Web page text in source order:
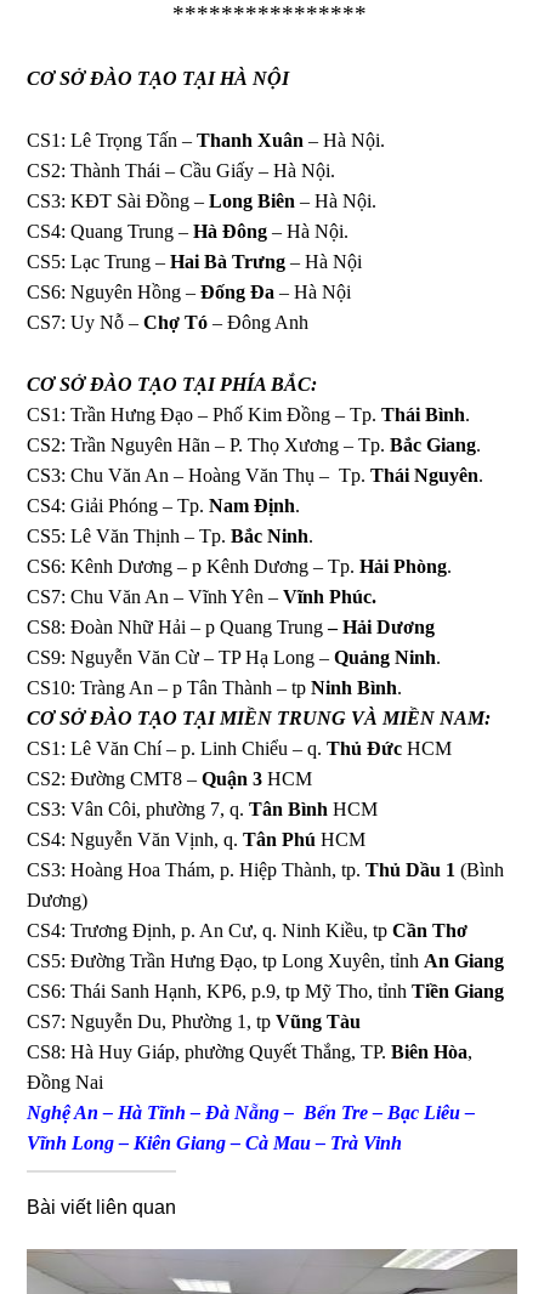
****************
CƠ SỞ ĐÀO TẠO TẠI HÀ NỘI
CS1: Lê Trọng Tấn –Thanh Xuân – Hà Nội.
CS2: Thành Thái – Cầu Giấy – Hà Nội.
CS3: KĐT Sài Đồng –Long Biên – Hà Nội.
CS4: Quang Trung –Hà Đông – Hà Nội.
CS5: Lạc Trung –Hai Bà Trưng – Hà Nội
CS6: Nguyên Hồng –Đống Đa – Hà Nội
CS7: Uy Nỗ –Chợ Tó – Đông Anh
CƠ SỞ ĐÀO TẠO TẠI PHÍA BẮC:
CS1: Trần Hưng Đạo – Phố Kim Đồng – Tp.Thái Bình.
CS2: Trần Nguyên Hãn – P. Thọ Xương – Tp.Bắc Giang.
CS3: Chu Văn An – Hoàng Văn Thụ – Tp.Thái Nguyên.
CS4: Giải Phóng – Tp.Nam Định.
CS5: Lê Văn Thịnh – Tp.Bắc Ninh.
CS6: Kênh Dương – p Kênh Dương – Tp.Hải Phòng.
CS7: Chu Văn An – Vĩnh Yên –Vĩnh Phúc.
CS8: Đoàn Nhữ Hải – p Quang Trung– Hải Dương
CS9: Nguyễn Văn Cừ – TP Hạ Long –Quảng Ninh.
CS10: Tràng An – p Tân Thành – tpNinh Bình.
CƠ SỞ ĐÀO TẠO TẠI MIỀN TRUNG VÀ MIỀN NAM:
CS1: Lê Văn Chí – p. Linh Chiểu – q.Thủ Đức HCM
CS2: Đường CMT8 –Quận 3 HCM
CS3: Vân Côi, phường 7, q.Tân Bình HCM
CS4: Nguyễn Văn Vịnh, q.Tân Phú HCM
CS3: Hoàng Hoa Thám, p. Hiệp Thành, tp.Thủ Dầu 1 (Bình
Dương)
CS4: Trương Định, p. An Cư, q. Ninh Kiều, tpCần Thơ
CS5: Đường Trần Hưng Đạo, tp Long Xuyên, tỉnh An Giang
CS6: Thái Sanh Hạnh, KP6, p.9, tp Mỹ Tho, tỉnhTiền Giang
CS7: Nguyễn Du, Phường 1, tpVũng Tàu
CS8: Hà Huy Giáp, phường Quyết Thắng, TP.Biên Hòa,
Đồng Nai
Nghệ An – Hà Tĩnh – Đà Nẵng – Bến Tre – Bạc Liêu –
Vĩnh Long – Kiên Giang – Cà Mau – Trà Vinh
Bài viết liên quan